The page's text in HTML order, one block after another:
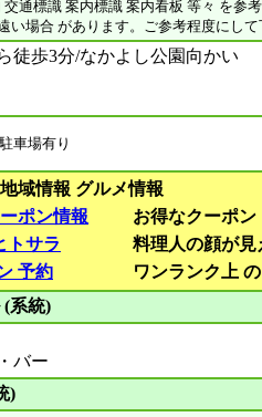
交通標識 案内標識 案内看板 等々 を参
い場合 があります。ご参考程度にし
徒歩3分/なかよし公園向かい
車場有り
域情報 グルメ情報
ポン情報
お得なクーポ
トサラ
料理人の顔が
予約 ワンランク上
(系統)
バー
)